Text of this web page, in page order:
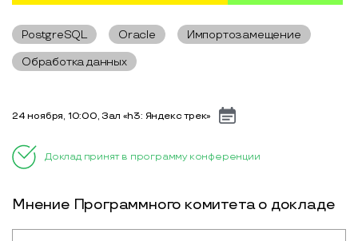
PostgreSQL Oracle
Импортозамещение
Обработка данных
24 ноября, 10:00, Зал «h3: Яндекс трек»
Доклад принят в программу конференции
Мнение Программного комитета о докладе